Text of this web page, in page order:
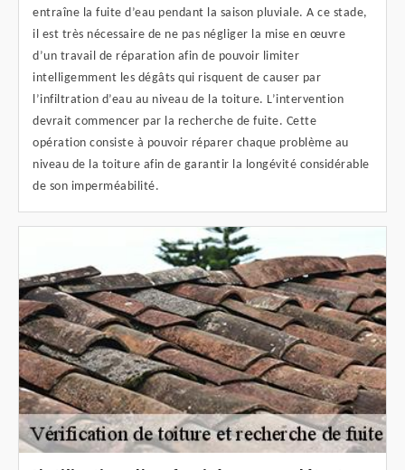
entraîne la fuite d’eau pendant la saison pluviale. A ce stade,
il est très nécessaire de ne pas négliger la mise en œuvre
d’un travail de réparation afin de pouvoir limiter
intelligemment les dégâts qui risquent de causer par
l’infiltration d’eau au niveau de la toiture. L’intervention
devrait commencer par la recherche de fuite. Cette
opération consiste à pouvoir réparer chaque problème au
niveau de la toiture afin de garantir la longévité considérable
de son imperméabilité.